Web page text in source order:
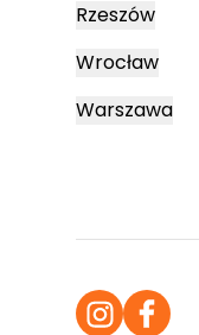
Rzeszów
Wrocław
Warszawa